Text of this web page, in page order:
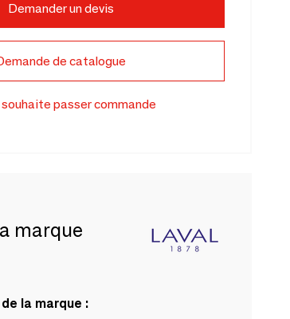
Demander un devis
de catalogue
passer commande
marque
la marque :